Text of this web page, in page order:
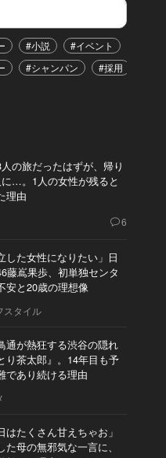
#小説 #イベント
#シャンパン #採用
の旅だったはずが、帰り
…。1人の女性が残ると
理由
6
した女性になりたい」日
藤嶌果歩、初単独センタ
安と20歳の理想像
スタイル
通が熱狂する渋谷の隠れ
り茶太郎』。14年目も予
であり続ける理由
はたくさん甘えちゃお」
た母の無邪気な一言に、